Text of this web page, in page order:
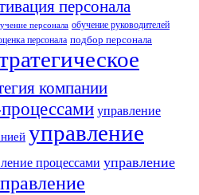
персонала
персонала обучение руководителей
персонала подбор персонала
компании
управление
управление
процессами управление